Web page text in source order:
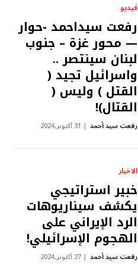
فيديو
رفعت سيداحمد -حوار
— محور غزة – جنوب
لبنان سينتصر ..
واسرائيل تجيد (
القتل ) وليس (
القتال)!
رفعت سيد أحمد 31 أكتوبر,2024
الاخبار
خبير استراتيجي
يكشف سيناريوهات
الرد الإيراني على
الهجوم الإسرائيلي!
رفعت سيد أحمد 27 أكتوبر,2024